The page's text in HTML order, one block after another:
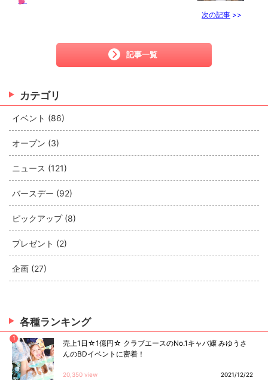
次の記事 >>
記事一覧
カテゴリ
イベント (86)
オープン (3)
ニュース (121)
バースデー (92)
ピックアップ (8)
プレゼント (2)
企画 (27)
各種ランキング
1
売上1日☆1億円☆ クラブエースのNo.1キャバ嬢 みゆうさ
んのBDイベントに密着！
20,350 view 2021/12/22